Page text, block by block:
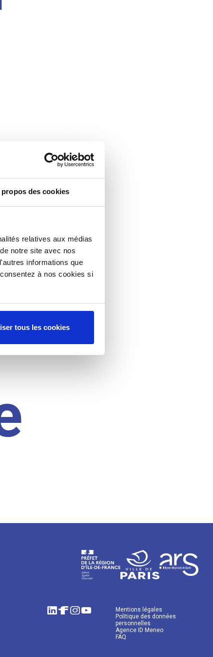
propos des cookies
relatives aux médias
notre site avec nos
informations que
à nos cookies si
tous les cookies
Mentions légales
Politique des données
personnelles
Agence ID Meneo
FAQ